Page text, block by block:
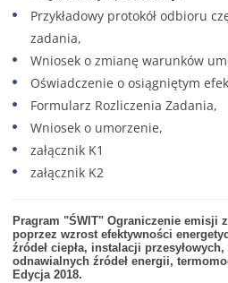
Przykładowy protokół odbioru
zadania,
Wniosek o zmianę warunków
Oświadczenie o osiągniętym
Formularz Rozliczenia Zadania,
Wniosek o umorzenie,
załącznik K1
załącznik K2
Pragram "ŚWIT" Ograniczenie emisji
poprzez wzrost efektywności
źródeł ciepła, instalacji
odnawialnych źródeł energii,
Edycja 2018.